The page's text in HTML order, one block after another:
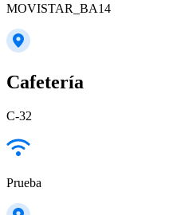
MOVISTAR_BA14
Cafetería
C-32
Prueba